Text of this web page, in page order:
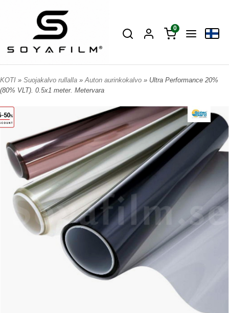
0
KOTI » Suojakalvo rullalla » Auton aurinkokalvo » Ultra Performance 20%
(80% VLT). 0.5x1 meter. Metervara